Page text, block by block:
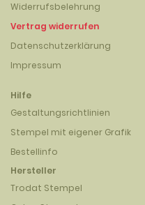
Widerrufsbelehrung
Vertrag widerrufen
Datenschutzerklärung
Impressum
Hilfe
Gestaltungsrichtlinien
Stempel mit eigener Grafik
Bestellinfo
Hersteller
Trodat Stempel